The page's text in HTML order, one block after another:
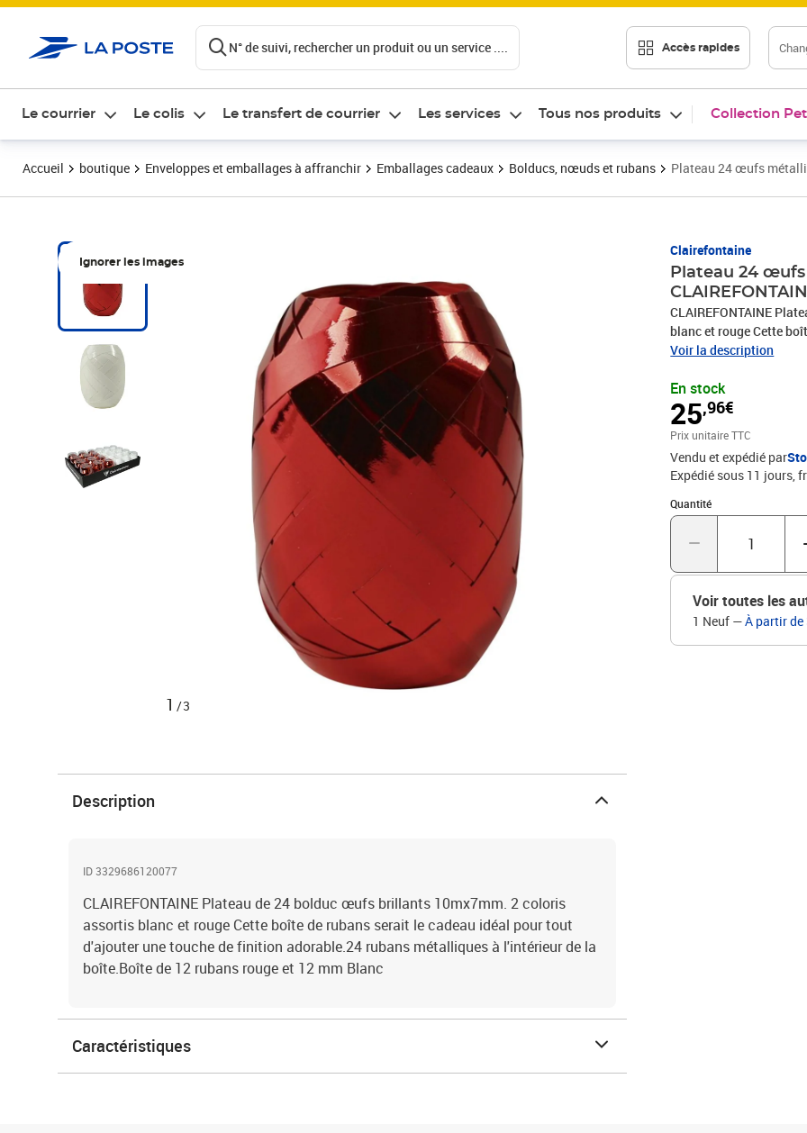
N° de suivi, rechercher un produit ou un service .... Accès rapides
Le courrier Le colis Le transfert de courrier Les services Tous nos produits Collection
Accueil boutique Enveloppes et emballages à affranchir Emballages cadeaux Bolducs, nœuds et rubans Plateau 24 œufs
Ignorer les images
1 /3
Clairefontaine
Plateau 24
CLAIREFONTAINE
blanc et rouge Cette
touche de finition
Voir la description
En stock
25,96€
Prix 25,96€
Prix unitaire TTC
Vendu et expédié par
Expédié sous 11 jours,
Quantité
Quantité : 1
Voir toutes les
1 Neuf —À partir de
Description
ID 3329686120077
CLAIREFONTAINE Plateau de 24 bolduc œufs brillants 10mx7mm. 2 coloris
assortis blanc et rouge Cette boîte de rubans serait le cadeau idéal pour tout
d'ajouter une touche de finition adorable.24 rubans métalliques à l'intérieur de la
boîte.Boîte de 12 rubans rouge et 12 mm Blanc
Caractéristiques